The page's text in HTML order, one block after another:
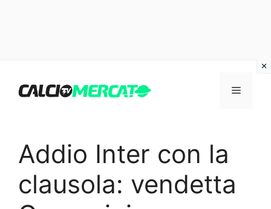
contenuto
Menu
Addio Inter con la
clausola: vendetta